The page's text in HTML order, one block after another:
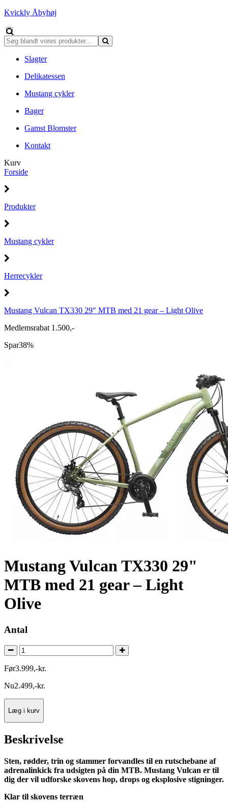
Kvickly Åbyhøj
Slagter
Delikatessen
Mustang cykler
Bager
Gamst Blomster
Kontakt
Kurv
Forside
Produkter
Mustang cykler
Herrecykler
Mustang Vulcan TX330 29" MTB med 21 gear – Light Olive
Medlemsrabat 1.500,-
Spar38%
Mustang Vulcan TX330 29"
MTB med 21 gear – Light
Olive
Antal
Før3.999,-kr.
Nu2.499,-kr.
Læg i kurv
Beskrivelse
Sten, rødder, trin og stammer forvandles til en rutschebane af
adrenalinkick fra udsigten på din MTB. Mustang Vulcan er til
dig der vil udforske skovens hop, drops og eksplosive stigninger.
Klar til skovens terræn